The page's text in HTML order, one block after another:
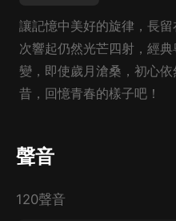
讓記憶中美好的旋律，長
次響起仍然光芒四射，經
變，即使歲月滄桑，初心
昔，回憶青春的樣子吧！
聲音
120聲音